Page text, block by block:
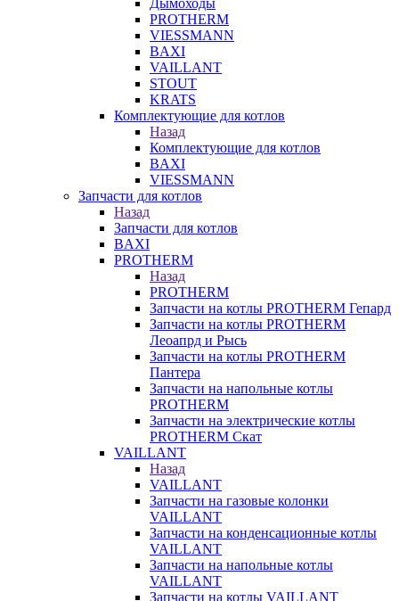
Дымоходы
PROTHERM
VIESSMANN
BAXI
VAILLANT
STOUT
KRATS
Комплектующие для котлов
Назад
Комплектующие для котлов
BAXI
VIESSMANN
Запчасти для котлов
Назад
Запчасти для котлов
BAXI
PROTHERM
Назад
PROTHERM
Запчасти на котлы PROTHERM Гепард
Запчасти на котлы PROTHERM
Леоапрд и Рысь
Запчасти на котлы PROTHERM
Пантера
Запчасти на напольные котлы
PROTHERM
Запчасти на электрические котлы
PROTHERM Скат
VAILLANT
Назад
VAILLANT
Запчасти на газовые колонки
VAILLANT
Запчасти на конденсационные котлы
VAILLANT
Запчасти на напольные котлы
VAILLANT
Запчасти на котлы VAILLANT